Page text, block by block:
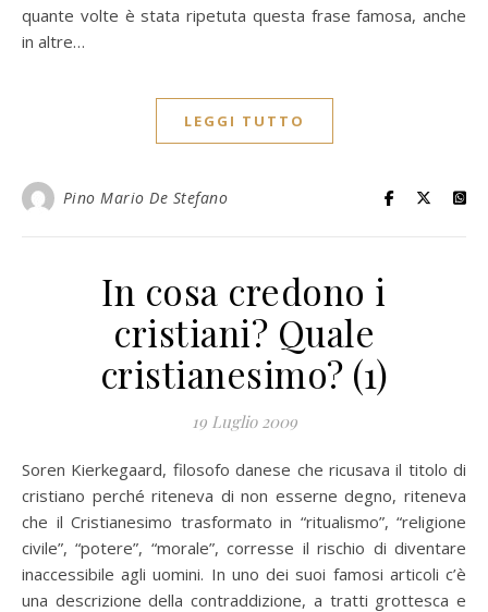
quante volte è stata ripetuta questa frase famosa, anche
in altre…
LEGGI TUTTO
Pino Mario De Stefano
In cosa credono i
cristiani? Quale
cristianesimo? (1)
19 Luglio 2009
Soren Kierkegaard, filosofo danese che ricusava il titolo di
cristiano perché riteneva di non esserne degno, riteneva
che il Cristianesimo trasformato in “ritualismo”, “religione
civile”, “potere”, “morale”, corresse il rischio di diventare
inaccessibile agli uomini. In uno dei suoi famosi articoli c’è
una descrizione della contraddizione, a tratti grottesca e